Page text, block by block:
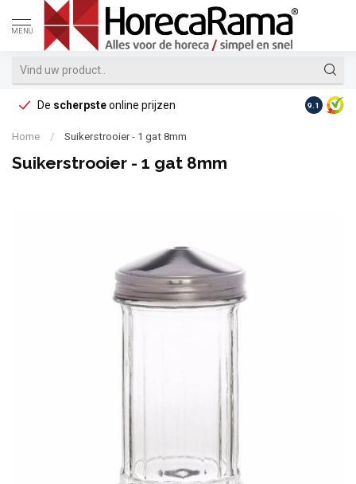
MENU
De scherpsteonline prijzen Op
9.1
Home / Suikerstrooier - 1 gat 8mm
Suikerstrooier - 1 gat 8mm